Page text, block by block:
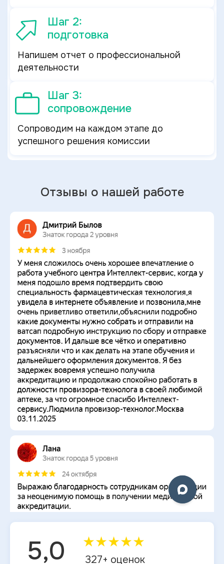
Шаг 2:
подготовка
Напишем отчет о профессиональной
деятельности
Шаг 3:
сопровождение
Сопроводим на каждом этапе до
успешного решения комиссии
Отзывы о нашей работе
5,0 ★★★★★
327+ оценок